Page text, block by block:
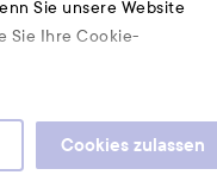
Sie unsere Website
Sie Ihre Cookie-
Cookies zulassen